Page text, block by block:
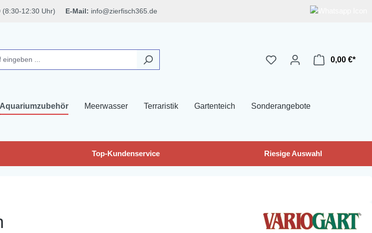
(8:30-12:30 Uhr) E-Mail: info@zierfisch365.de
0,00 €*
Aquariumzubehör Meerwasser Terraristik Gartenteich Sonderangebote
Top-Kundenservice Riesige Auswahl